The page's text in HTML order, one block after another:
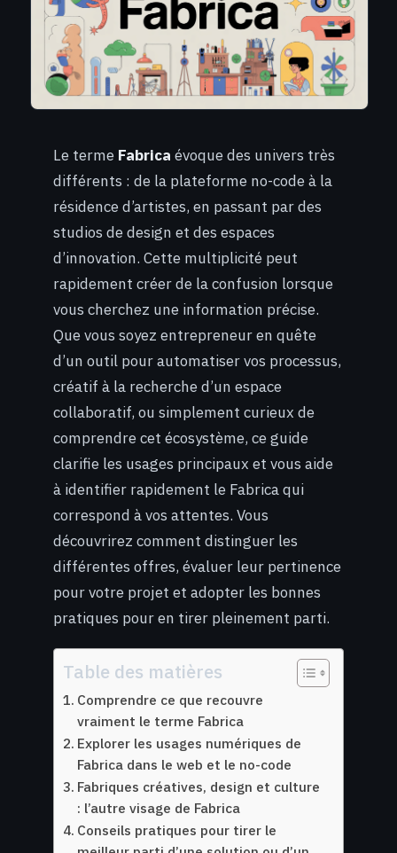
Le terme Fabrica évoque des univers très
différents : de la plateforme no-code à la
résidence d’artistes, en passant par des
studios de design et des espaces
d’innovation. Cette multiplicité peut
rapidement créer de la confusion lorsque
vous cherchez une information précise.
Que vous soyez entrepreneur en quête
d’un outil pour automatiser vos processus,
créatif à la recherche d’un espace
collaboratif, ou simplement curieux de
comprendre cet écosystème, ce guide
clarifie les usages principaux et vous aide
à identifier rapidement le Fabrica qui
correspond à vos attentes. Vous
découvrirez comment distinguer les
différentes offres, évaluer leur pertinence
pour votre projet et adopter les bonnes
pratiques pour en tirer pleinement parti.
Table des matières
Comprendre ce que recouvre
vraiment le terme Fabrica
Explorer les usages numériques de
Fabrica dans le web et le no-code
Fabriques créatives, design et culture
: l’autre visage de Fabrica
Conseils pratiques pour tirer le